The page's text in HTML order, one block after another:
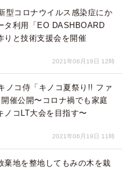
型コロナウイルス感染症にか
タ利用「EO DASHBOARD
りと技術支援会を開催
2021年06月19日 12時
ノコ侍「キノコ夏祭り!! ファ
催公開〜コロナ禍でも家庭
ノコLT大会を目指す〜
2021年06月19日 11時
棄地を整地してもみの木を栽